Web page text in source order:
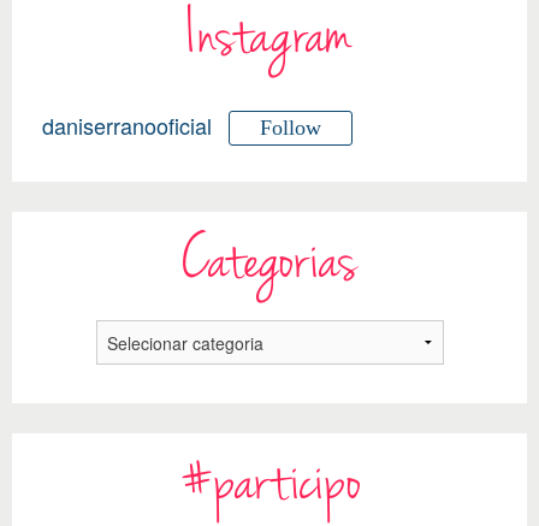
Instagram
daniserranooficial Follow
Categorias
#participo